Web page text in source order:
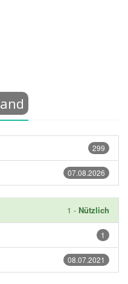
299
07.08.2026
1 - Nützlich
1
08.07.2021